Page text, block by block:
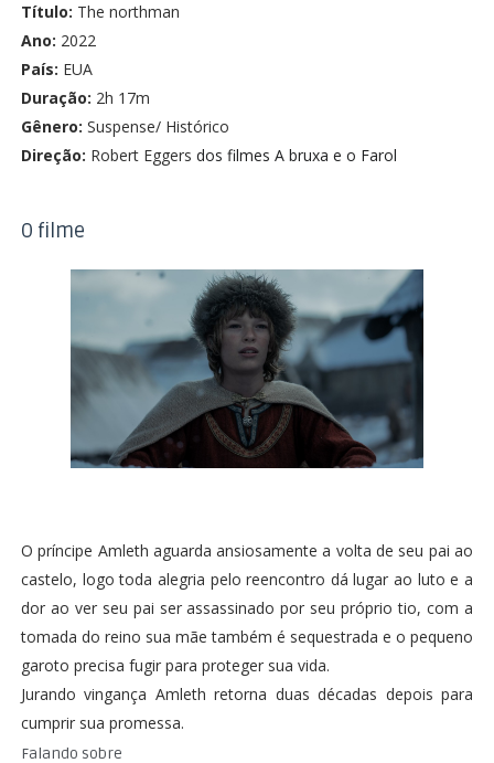
Título: The northman
Ano: 2022
País: EUA
Duração: 2h 17m
Gênero: Suspense/ Histórico
Direção: Robert Eggers dos filmes A bruxa e o Farol
O filme
O príncipe Amleth aguarda ansiosamente a volta de seu pai ao
castelo, logo toda alegria pelo reencontro dá lugar ao luto e a
dor ao ver seu pai ser assassinado por seu próprio tio, com a
tomada do reino sua mãe também é sequestrada e o pequeno
garoto precisa fugir para proteger sua vida.
Jurando vingança Amleth retorna duas décadas depois para
cumprir sua promessa.
Falando sobre